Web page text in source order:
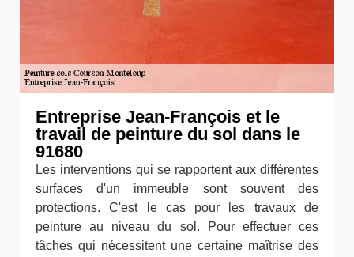
Entreprise Jean-François et le
travail de peinture du sol dans le
91680
Les interventions qui se rapportent aux différentes
surfaces d'un immeuble sont souvent des
protections. C'est le cas pour les travaux de
peinture au niveau du sol. Pour effectuer ces
tâches qui nécessitent une certaine maîtrise des